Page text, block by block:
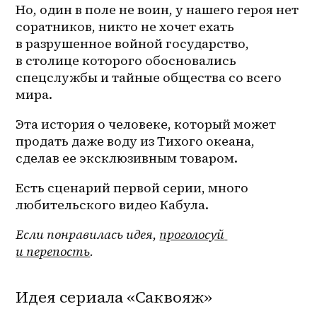
Но, один в поле не воин, у нашего героя нет
соратников, никто не хочет ехать
в разрушенное войной государство,
в столице которого обосновались
спецслужбы и тайные общества со всего
мира.
Эта история о человеке, который может
продать даже воду из Тихого океана,
сделав ее эксклюзивным товаром.
Есть сценарий первой серии, много
любительского видео Кабула.
Если понравилась идея, проголосуй
и перепость.
Идея сериала «Саквояж»